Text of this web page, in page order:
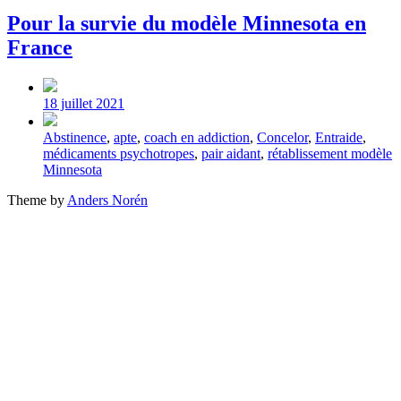
Pour la survie du modèle Minnesota en
France
Post
date
18 juillet 2021
Tagged
with
Abstinence, apte, coach en addiction, Concelor, Entraide,
médicaments psychotropes, pair aidant, rétablissement modèle
Minnesota
Theme by Anders Norén